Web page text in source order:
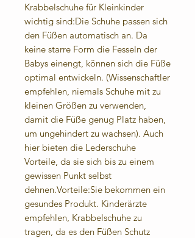
Krabbelschuhe für Kleinkinder
wichtig sind:Die Schuhe passen sich
den Füßen automatisch an. Da
keine starre Form die Fesseln der
Babys einengt, können sich die Füße
optimal entwickeln. (Wissenschaftler
empfehlen, niemals Schuhe mit zu
kleinen Größen zu verwenden,
damit die Füße genug Platz haben,
um ungehindert zu wachsen). Auch
hier bieten die Lederschuhe
Vorteile, da sie sich bis zu einem
gewissen Punkt selbst
dehnen.Vorteile:Sie bekommen ein
gesundes Produkt. Kinderärzte
empfehlen, Krabbelschuhe zu
tragen, da es den Füßen Schutz